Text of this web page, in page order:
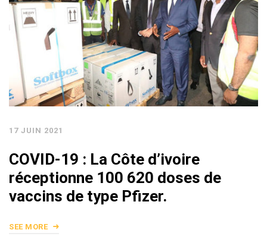
17 JUIN 2021
COVID-19 : La Côte d’ivoire
réceptionne 100 620 doses de
vaccins de type Pfizer.
SEE MORE